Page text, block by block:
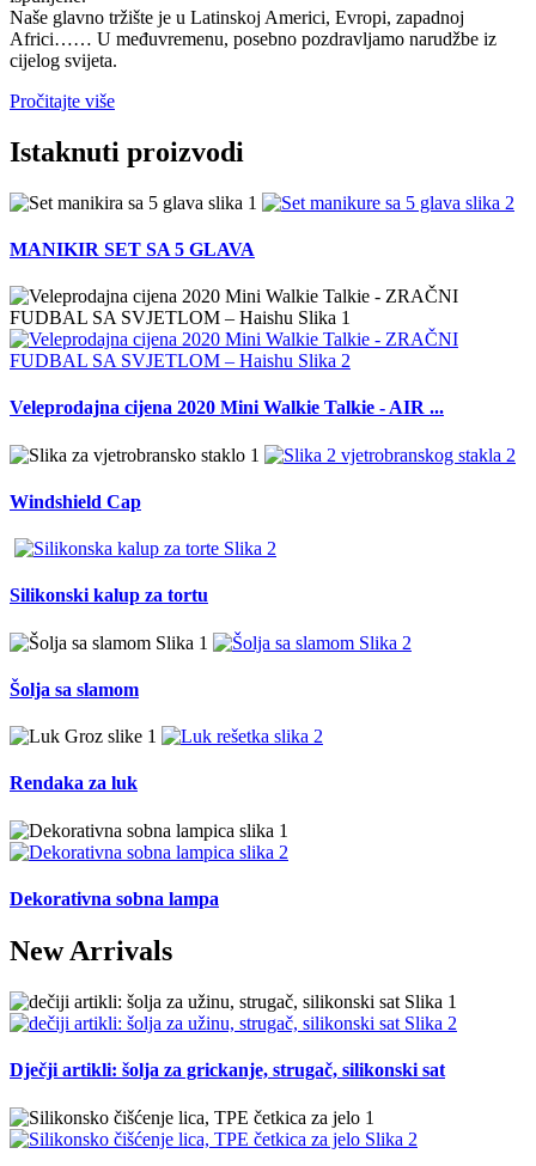
Naše glavno tržište je u Latinskoj Americi, Evropi, zapadnoj
Africi…… U međuvremenu, posebno pozdravljamo narudžbe iz
cijelog svijeta.
Pročitajte više
Istaknuti proizvodi
MANIKIR SET SA 5 GLAVA
Veleprodajna cijena 2020 Mini Walkie Talkie - AIR ...
Windshield Cap
Silikonski kalup za tortu
Šolja sa slamom
Rendaka za luk
Dekorativna sobna lampa
New Arrivals
Dječji artikli: šolja za grickanje, strugač, silikonski sat